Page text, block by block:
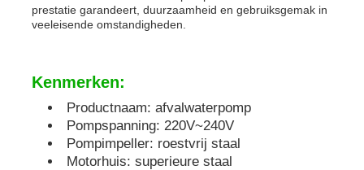
de generator van het huisgebruik
De Reeks van de luifelgenerator
prestatie garandeert, duurzaamheid en gebruiksgemak in
veeleisende omstandigheden.
Kenmerken:
Productnaam: afvalwaterpomp
Pompspanning: 220V~240V
Pompimpeller: roestvrij staal
Motorhuis: superieure staal